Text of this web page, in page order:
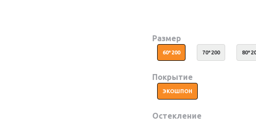
Размер
60*200 70*200
Покрытие
ЭКОШПОН
Остекление